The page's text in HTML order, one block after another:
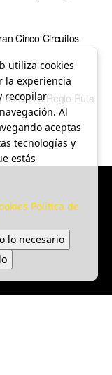
Cinco Circuitos
De La Regio Ruta
utiliza cookies
la experiencia
recopilar
Al
aceptas
tecnologías y
estás
Política de
lo necesario